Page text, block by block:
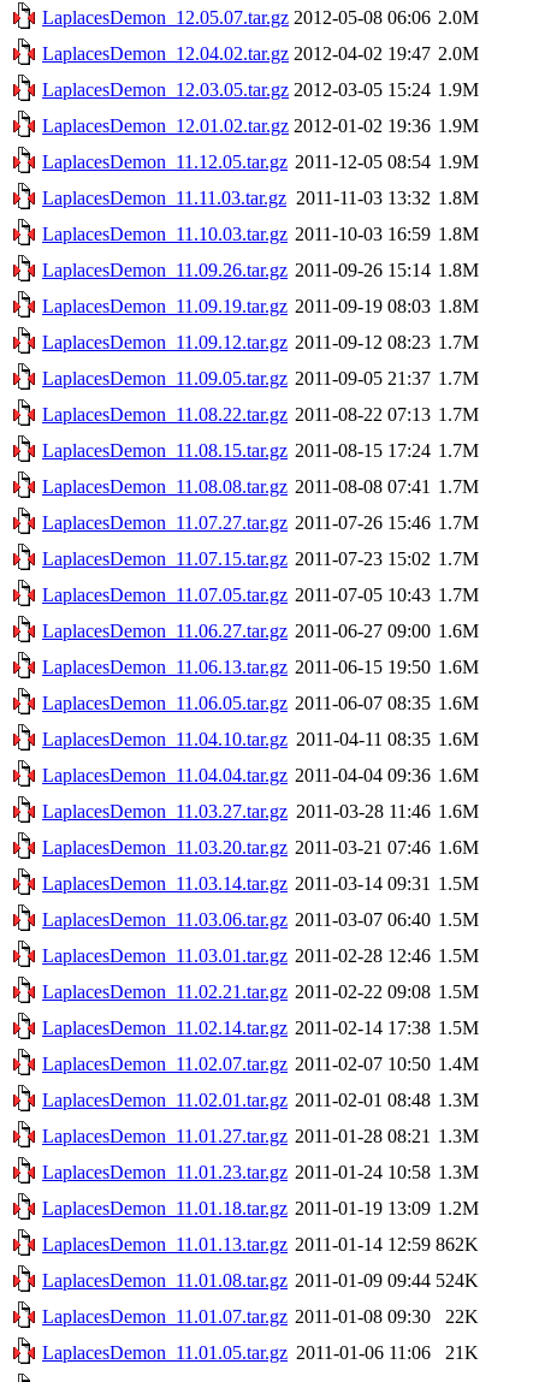
LaplacesDemon_12.05.07.tar.gz 2012-05-08 06:06 2.0M
LaplacesDemon_12.04.02.tar.gz 2012-04-02 19:47 2.0M
LaplacesDemon_12.03.05.tar.gz 2012-03-05 15:24 1.9M
LaplacesDemon_12.01.02.tar.gz 2012-01-02 19:36 1.9M
LaplacesDemon_11.12.05.tar.gz 2011-12-05 08:54 1.9M
LaplacesDemon_11.11.03.tar.gz 2011-11-03 13:32 1.8M
LaplacesDemon_11.10.03.tar.gz 2011-10-03 16:59 1.8M
LaplacesDemon_11.09.26.tar.gz 2011-09-26 15:14 1.8M
LaplacesDemon_11.09.19.tar.gz 2011-09-19 08:03 1.8M
LaplacesDemon_11.09.12.tar.gz 2011-09-12 08:23 1.7M
LaplacesDemon_11.09.05.tar.gz 2011-09-05 21:37 1.7M
LaplacesDemon_11.08.22.tar.gz 2011-08-22 07:13 1.7M
LaplacesDemon_11.08.15.tar.gz 2011-08-15 17:24 1.7M
LaplacesDemon_11.08.08.tar.gz 2011-08-08 07:41 1.7M
LaplacesDemon_11.07.27.tar.gz 2011-07-26 15:46 1.7M
LaplacesDemon_11.07.15.tar.gz 2011-07-23 15:02 1.7M
LaplacesDemon_11.07.05.tar.gz 2011-07-05 10:43 1.7M
LaplacesDemon_11.06.27.tar.gz 2011-06-27 09:00 1.6M
LaplacesDemon_11.06.13.tar.gz 2011-06-15 19:50 1.6M
LaplacesDemon_11.06.05.tar.gz 2011-06-07 08:35 1.6M
LaplacesDemon_11.04.10.tar.gz 2011-04-11 08:35 1.6M
LaplacesDemon_11.04.04.tar.gz 2011-04-04 09:36 1.6M
LaplacesDemon_11.03.27.tar.gz 2011-03-28 11:46 1.6M
LaplacesDemon_11.03.20.tar.gz 2011-03-21 07:46 1.6M
LaplacesDemon_11.03.14.tar.gz 2011-03-14 09:31 1.5M
LaplacesDemon_11.03.06.tar.gz 2011-03-07 06:40 1.5M
LaplacesDemon_11.03.01.tar.gz 2011-02-28 12:46 1.5M
LaplacesDemon_11.02.21.tar.gz 2011-02-22 09:08 1.5M
LaplacesDemon_11.02.14.tar.gz 2011-02-14 17:38 1.5M
LaplacesDemon_11.02.07.tar.gz 2011-02-07 10:50 1.4M
LaplacesDemon_11.02.01.tar.gz 2011-02-01 08:48 1.3M
LaplacesDemon_11.01.27.tar.gz 2011-01-28 08:21 1.3M
LaplacesDemon_11.01.23.tar.gz 2011-01-24 10:58 1.3M
LaplacesDemon_11.01.18.tar.gz 2011-01-19 13:09 1.2M
LaplacesDemon_11.01.13.tar.gz 2011-01-14 12:59 862K
LaplacesDemon_11.01.08.tar.gz 2011-01-09 09:44 524K
LaplacesDemon_11.01.07.tar.gz 2011-01-08 09:30
22K
LaplacesDemon_11.01.05.tar.gz 2011-01-06 11:06
21K